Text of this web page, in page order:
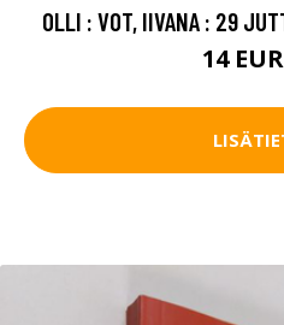
OLLI : VOT, IIVANA : 29
14 EUR